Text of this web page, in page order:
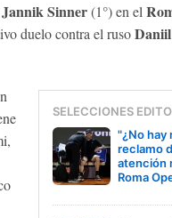
Jannik Sinner(1°) en el
duelo contra el rusoDaniil
SELECCIONES
"¿No hay
reclamo
atención
Roma